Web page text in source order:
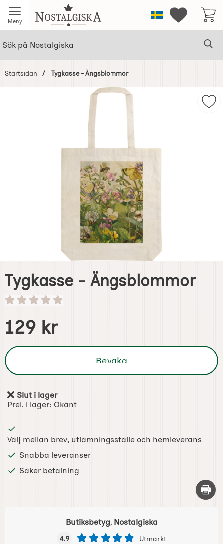
Meny Startsidan för NostalgiskaSverigeMina
Startsidan Tygkasse - Ängsblommor
Tygkasse - Ängsblommor
Handla denna produkt Tygkasse - Ängsblommor
pris
129 kr
Bevaka
Tillgänglighet:
Slut i lager
Prel. i lager: Okänt
Välj mellan brev, utlämningsställe och hemleverans
Snabba leveranser
Säker betalning
Skriv
Butiksbetyg, Nostalgiska
4.9 Utmärkt